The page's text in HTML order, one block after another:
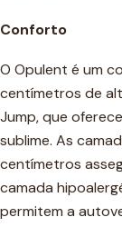
Conforto
O Opulent é um
centímetros de
Jump, que
sublime. As
centímetros
camada
permitem a